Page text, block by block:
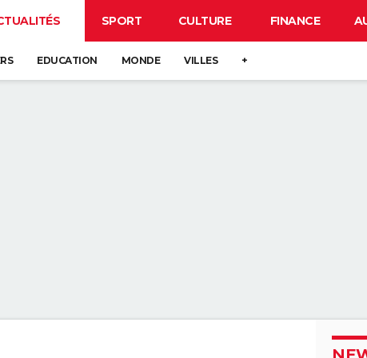
SPORT CULTURE FINANCE
EDUCATION MONDE VILLES +